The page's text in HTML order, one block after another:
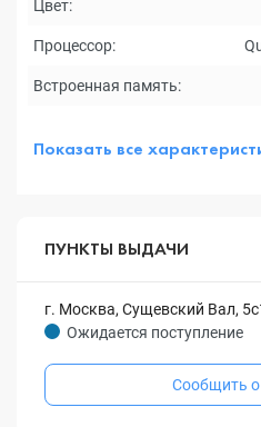
Цвет:
Процессор:
Встроенная память:
Показать все
ПУНКТЫ ВЫДАЧИ
г. Москва, Сущевский Вал,
Ожидается поступление
Сообщить